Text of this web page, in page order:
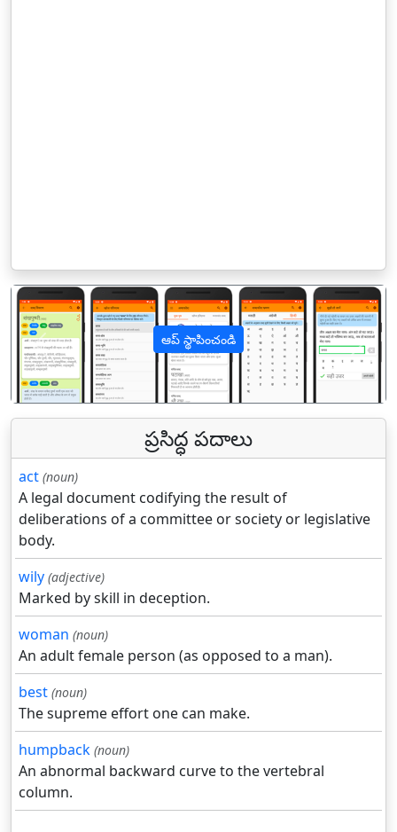
ఆప్ స్థాపించండి
पिछला
ప్రసిద్ధ పదాలు
act (noun)
A legal document codifying the result of
deliberations of a committee or society or legislative
body.
wily (adjective)
Marked by skill in deception.
woman (noun)
An adult female person (as opposed to a man).
best (noun)
The supreme effort one can make.
humpback (noun)
An abnormal backward curve to the vertebral
column.